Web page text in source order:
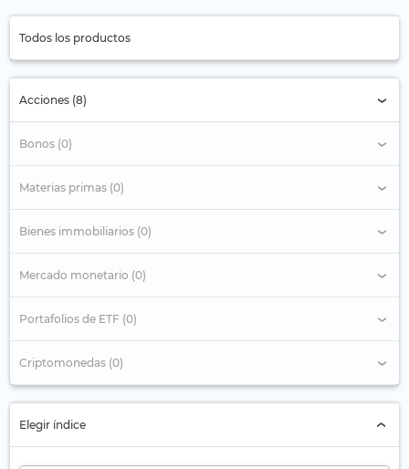
Todos los productos
Acciones (8)
Bonos (0)
Materias primas (0)
Bienes immobiliarios (0)
Mercado monetario (0)
Portafolios de ETF (0)
Criptomonedas (0)
Elegir índice